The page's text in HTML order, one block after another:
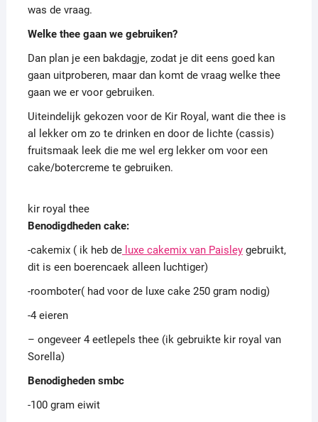
was de vraag.
Welke thee gaan we gebruiken?
Dan plan je een bakdagje, zodat je dit eens goed kan
gaan uitproberen, maar dan komt de vraag welke thee
gaan we er voor gebruiken.
Uiteindelijk gekozen voor de Kir Royal, want die thee is
al lekker om zo te drinken en door de lichte (cassis)
fruitsmaak leek die me wel erg lekker om voor een
cake/botercreme te gebruiken.
kir royal thee
Benodigdheden cake:
-cakemix ( ik heb deluxe cakemix van Paisleygebruikt,
dit is een boerencaek alleen luchtiger)
-roomboter( had voor de luxe cake 250 gram nodig)
-4 eieren
– ongeveer 4 eetlepels thee (ik gebruikte kir royal van
Sorella)
Benodigheden smbc
-100 gram eiwit